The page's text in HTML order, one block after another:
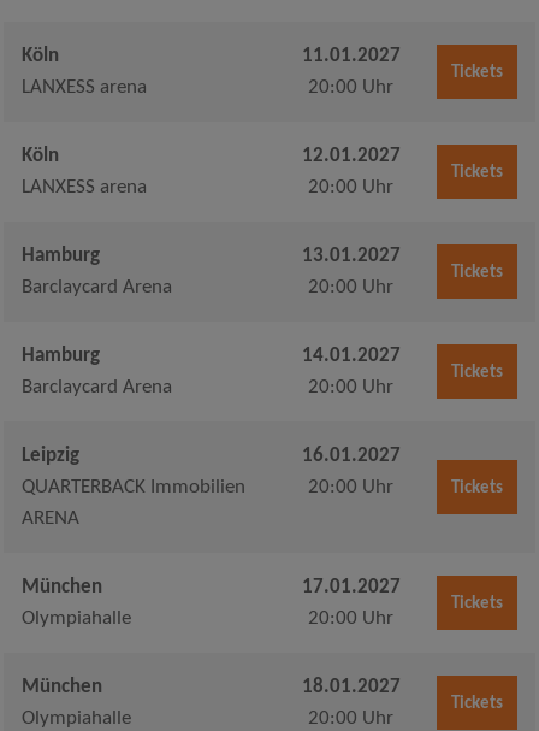
Köln
LANXESS arena
11.01.2027
20:00 Uhr
Tickets
Köln
LANXESS arena
12.01.2027
20:00 Uhr
Tickets
Hamburg
Barclaycard Arena
13.01.2027
20:00 Uhr
Tickets
Hamburg
Barclaycard Arena
14.01.2027
20:00 Uhr
Tickets
Leipzig
QUARTERBACK Immobilien
ARENA
16.01.2027
20:00 Uhr
Tickets
München
Olympiahalle
17.01.2027
20:00 Uhr
Tickets
München
Olympiahalle
18.01.2027
20:00 Uhr
Tickets